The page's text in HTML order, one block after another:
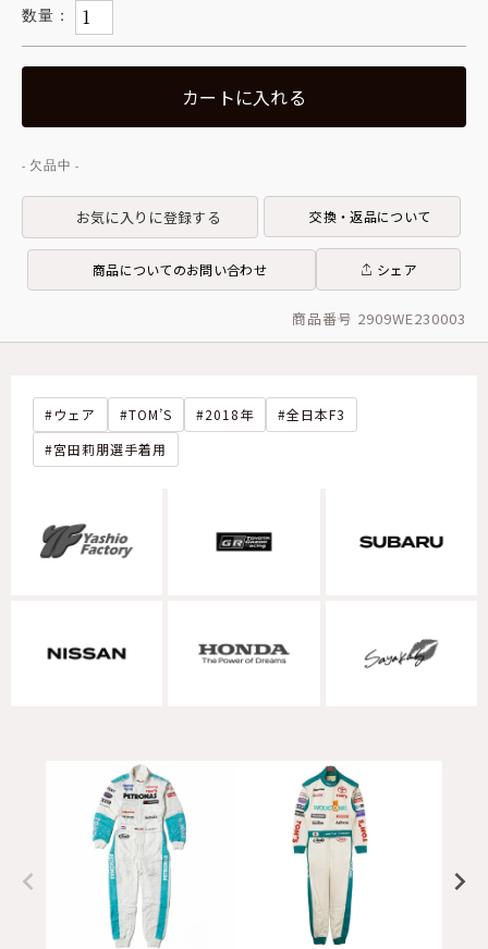
カートに入れる
お気に入りに登録する 交換・返品について
商品についてのお問い合わせ シェア
商品番号 2909WE230003
ウェア TOM’S 2018年
全日本F3
宮田莉朋選手着用